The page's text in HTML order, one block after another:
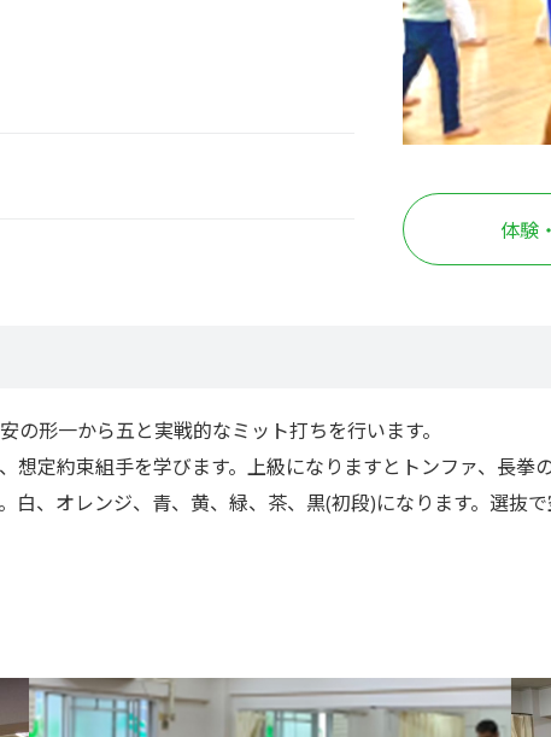
体験
形一から五と実戦的なミット打ちを行います。
想定約束組手を学びます。上級になりますとトンファ、長拳
、オレンジ、青、黄、緑、茶、黒(初段)になります。選抜で